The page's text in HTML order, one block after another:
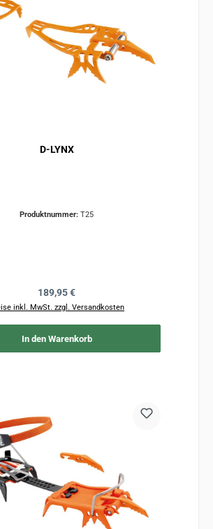
D-LYNX
Produktnummer: T25
Regulärer Preis:
189,95 €
inkl. MwSt. zzgl. Versandkosten
In den Warenkorb